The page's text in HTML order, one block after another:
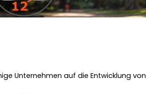
Unternehmen auf die Entwicklung von